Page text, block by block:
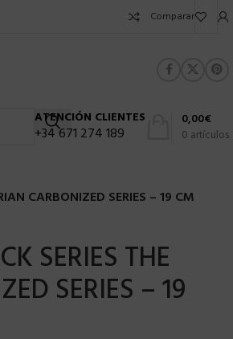
Comparar
ATENCIÓN CLIENTES
+34 671 274 189 0 artículos
0,00€
CARBONIZED SERIES – 19 CM
SERIES THE
SERIES – 19